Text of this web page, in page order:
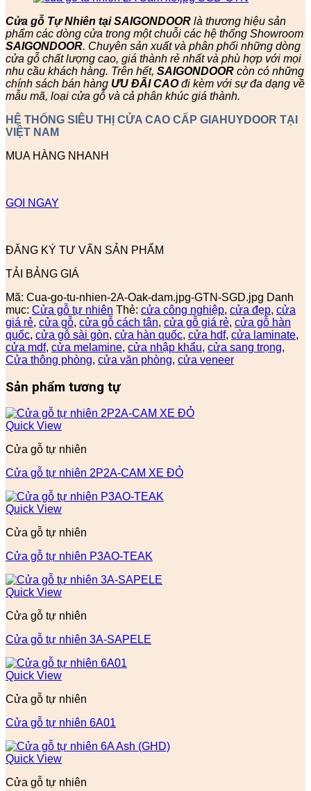
Cửa gỗ Tự Nhiên tại SAIGONDOOR là thương hiệu sản
phẩm các dòng cửa trong một chuỗi các hệ thống Showroom
SAIGONDOOR. Chuyên sản xuất và phân phối những dòng
cửa gỗ chất lượng cao, giá thành rẻ nhất và phù hợp với mọi
nhu cầu khách hàng. Trên hết, SAIGONDOOR còn có những
chính sách bán hàng ƯU ĐÃI CAOđi kèm với sự đa dạng về
mẫu mã, loại cửa gỗ và cả phân khúc giá thành.
HỆ THỐNG SIÊU THỊ CỬA CAO CẤP GIAHUYDOOR TẠI
VIỆT NAM
MUA HÀNG NHANH
GỌI NGAY
ĐĂNG KÝ TƯ VẤN SẢN PHẨM
TẢI BẢNG GIÁ
Mã: Cua-go-tu-nhien-2A-Oak-dam.jpg-GTN-SGD.jpg Danh
mục: Cửa gỗ tự nhiên Thẻ: cửa công nghiệp, cửa đẹp, cửa
giá rẻ, cửa gỗ, cửa gỗ cách tân, cửa gỗ giá rẻ, cửa gỗ hàn
quốc, cửa gỗ sài gòn, cửa hàn quốc, cửa hdf, cửa laminate,
cửa mdf, cửa melamine, cửa nhập khẩu, cửa sang trọng,
Cửa thông phòng, cửa văn phòng, cửa veneer
Sản phẩm tương tự
Quick View
Cửa gỗ tự nhiên
Cửa gỗ tự nhiên 2P2A-CAM XE ĐỎ
Quick View
Cửa gỗ tự nhiên
Cửa gỗ tự nhiên P3AO-TEAK
Quick View
Cửa gỗ tự nhiên
Cửa gỗ tự nhiên 3A-SAPELE
Quick View
Cửa gỗ tự nhiên
Cửa gỗ tự nhiên 6A01
Quick View
Cửa gỗ tự nhiên